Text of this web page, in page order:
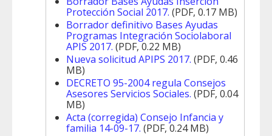
Protección Social 2017. (PDF, 0.17 MB)
Borrador definitivo Bases Ayudas
Programas Integración Sociolaboral
APIS 2017. (PDF, 0.22 MB)
Nueva solicitud APIPS 2017. (PDF, 0.46
MB)
DECRETO 95-2004 regula Consejos
Asesores Servicios Sociales. (PDF, 0.04
MB)
Acta (corregida) Consejo Infancia y
familia 14-09-17. (PDF, 0.24 MB)